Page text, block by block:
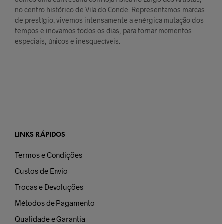
no centro histórico de Vila do Conde. Representamos marcas
de prestígio, vivemos intensamente a enérgica mutação dos
tempos e inovamos todos os dias, para tornar momentos
especiais, únicos e inesquecíveis.
LINKS RÁPIDOS
Termos e Condições
Custos de Envio
Trocas e Devoluções
Métodos de Pagamento
Qualidade e Garantia